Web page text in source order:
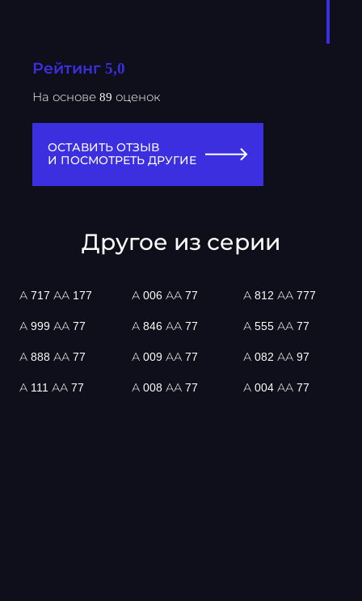
Рейтинг 5,0
На основе 89 оценок
ОСТАВИТЬ ОТЗЫВ
И ПОСМОТРЕТЬ ДРУГИЕ
Другое из серии
А 717 АА 177 А 006 АА 77 А 812 АА 777
А 999 АА 77 А 846 АА 77 А 555 АА 77
А 888 АА 77 А 009 АА 77 А 082 АА 97
А 111 АА 77 А 008 АА 77 А 004 АА 77